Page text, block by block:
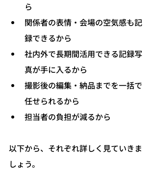
ら
関係者の表情・会場の空気感も記
録できるから
社内外で長期間活用できる記録写
真が手に入るから
撮影後の編集・納品までを一括で
任せられるから
担当者の負担が減るから
以下から、それぞれ詳しく見ていきま
しょう。